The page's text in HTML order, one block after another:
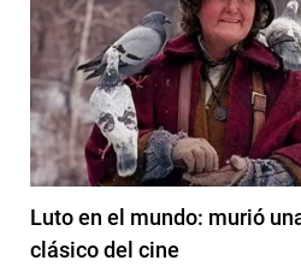
Luto en el mundo: murió
clásico del cine